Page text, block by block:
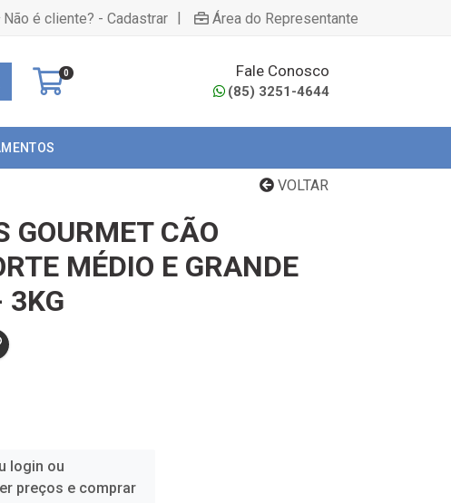
Não é cliente? - Cadastrar | Área do Representante
0 Fale Conosco
(85) 3251-4644
VOLTAR
GOURMET CÃO
MÉDIO E GRANDE
3KG
login ou
preços e comprar